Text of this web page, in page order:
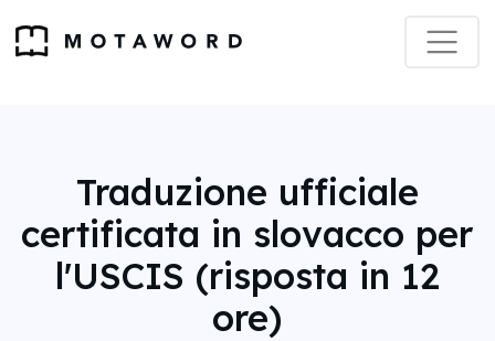
Traduzione ufficiale
certificata in slovacco per
l'USCIS (risposta in 12
ore)